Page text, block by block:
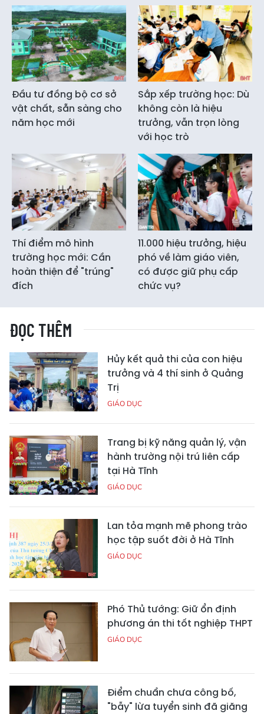
Đầu tư đồng bộ cơ sở
vật chất, sẵn sàng cho
năm học mới
Sắp xếp trường học: Dù
không còn là hiệu
trưởng, vẫn trọn lòng
với học trò
Thí điểm mô hình
trường học mới: Cần
hoàn thiện để "trúng"
đích
11.000 hiệu trưởng, hiệu
phó về làm giáo viên,
có được giữ phụ cấp
chức vụ?
ĐỌC THÊM
Hủy kết quả thi của con hiệu
trưởng và 4 thí sinh ở Quảng
Trị
GIÁO DỤC
Trang bị kỹ năng quản lý, vận
hành trường nội trú liên cấp
tại Hà Tĩnh
GIÁO DỤC
Lan tỏa mạnh mẽ phong trào
học tập suốt đời ở Hà Tĩnh
GIÁO DỤC
Phó Thủ tướng: Giữ ổn định
phương án thi tốt nghiệp THPT
GIÁO DỤC
Điểm chuẩn chưa công bố,
"bẫy" lừa tuyển sinh đã giăng